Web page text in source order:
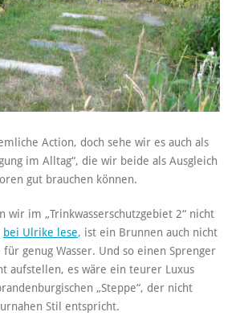
Action, doch sehe wir es auch als
im Alltag“, die wir beide als Ausgleich
gut brauchen können.
wir im „Trinkwasserschutzgebiet 2“ nicht
bei Ulrike lese, ist ein Brunnen auch nicht
genug Wasser. Und so einen Sprenger
aufstellen, es wäre ein teurer Luxus
„Steppe“, der nicht
Stil entspricht.